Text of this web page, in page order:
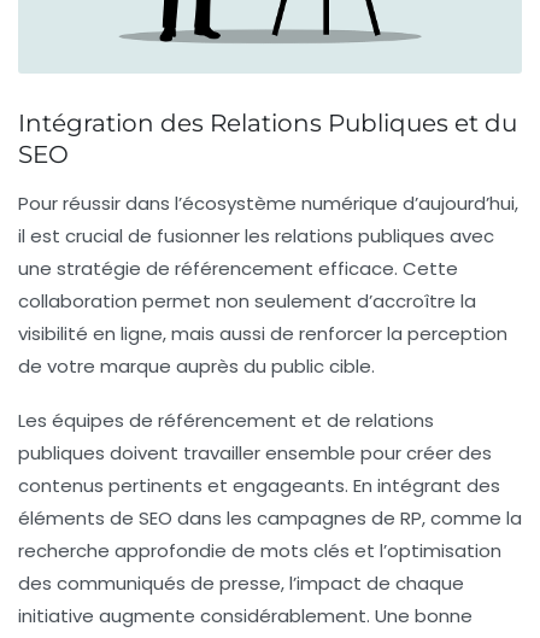
Intégration des Relations Publiques et du
SEO
Pour réussir dans l’écosystème numérique d’aujourd’hui,
il est crucial de fusionner les relations publiques avec
une stratégie de référencement efficace. Cette
collaboration permet non seulement d’accroître la
visibilité en ligne, mais aussi de renforcer la perception
de votre marque auprès du public cible.
Les équipes de référencement et de relations
publiques doivent travailler ensemble pourcréer des
contenus pertinents et engageants. En intégrant des
éléments de SEO dans les campagnes de RP, comme la
recherche approfondie de mots clés et l’optimisation
des communiqués de presse, l’impact de chaque
initiative augmente considérablement. Une bonne